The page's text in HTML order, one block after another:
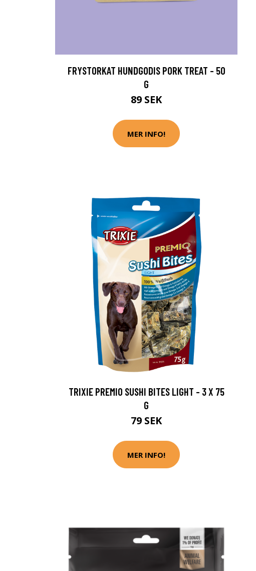
FRYSTORKAT HUNDGODIS PORK TREAT - 50
G
89 SEK
MER INFO!
TRIXIE PREMIO SUSHI BITES LIGHT - 3 X 75
G
79 SEK
MER INFO!